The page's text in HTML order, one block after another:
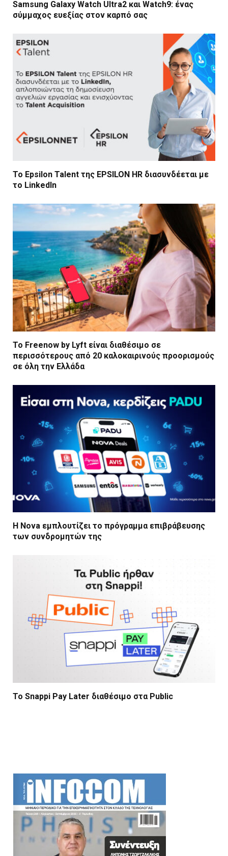
Samsung Galaxy Watch Ultra2 και Watch9: ένας
σύμμαχος ευεξίας στον καρπό σας
Το Epsilon Talent της EPSILON HR διασυνδέεται με
το LinkedIn
Το Freenow by Lyft είναι διαθέσιμο σε
περισσότερους από 20 καλοκαιρινούς προορισμούς
σε όλη την Ελλάδα
Η Nova εμπλουτίζει το πρόγραμμα επιβράβευσης
των συνδρομητών της
Το Snappi Pay Later διαθέσιμο στα Public